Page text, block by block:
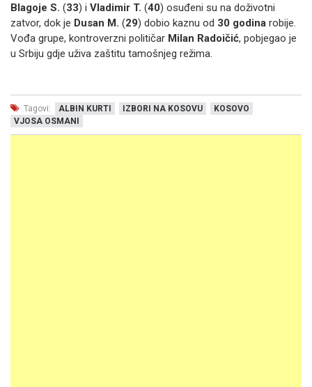
Blagoje S. (33) i Vladimir T. (40) osuđeni su na doživotni
zatvor, dok je Dusan M. (29) dobio kaznu od 30 godina robije.
Vođa grupe, kontroverzni političar Milan Radoičić, pobjegao je
u Srbiju gdje uživa zaštitu tamošnjeg režima.
Tagovi: ALBIN KURTI IZBORI NA KOSOVU
KOSOVO
VJOSA OSMANI